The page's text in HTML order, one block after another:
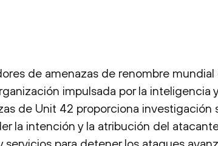
de amenazas de renombre
impulsada por la inteligencia
de Unit 42 proporciona investigación
la intención y la atribución del